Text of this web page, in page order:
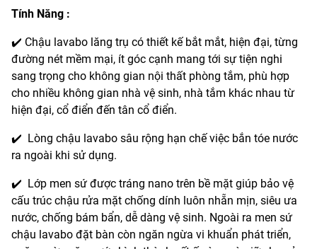
Tính Năng :
✔️ Chậu lavabo lăng trụ có thiết kế bắt mắt, hiện đại, từng
đường nét mềm mại, ít góc cạnh mang tới sự tiện nghi
sang trọng cho không gian nội thất phòng tắm, phù hợp
cho nhiều không gian nhà vệ sinh, nhà tắm khác nhau từ
hiện đại, cổ điển đến tân cổ điển.
✔️ Lòng chậu lavabo sâu rộng hạn chế việc bắn tóe nước
ra ngoài khi sử dụng.
✔️ Lớp men sứ được tráng nano trên bề mặt giúp bảo vệ
cấu trúc chậu rửa mặt chống dính luôn nhẵn mịn, siêu ưa
nước, chống bám bẩn, dễ dàng vệ sinh. Ngoài ra men sứ
chậu lavabo đặt bàn còn ngăn ngừa vi khuẩn phát triển,